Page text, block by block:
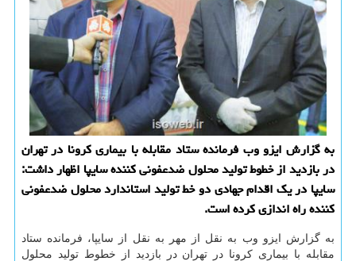
به گزارش ایزو وب فرمانده ستاد مقابله با بیماری كرونا در تهران
در بازدید از خطوط تولید محلول ضدعفونی كننده سایپا اظهار داشت:
سایپا در یك اقدام جهادی دو خط تولید استاندارد محلول ضدعفونی
كننده راه اندازی كرده است.
به گزارش ایزو وب به نقل از مهر به نقل از سایپا، فرمانده ستاد
مقابله با بیماری كرونا در تهران در بازدید از خطوط تولید محلول